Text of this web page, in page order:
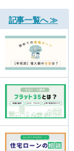
記事一覧へ ≫